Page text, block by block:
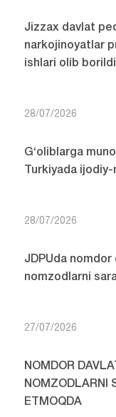
Jizzax davlat
narkojinoyatlar
ishlari olib borildi
28/07/2026
G‘oliblarga
Turkiyada
28/07/2026
JDPUda
nomzodlarni
27/07/2026
NOMDOR
NOMZODLARNI
ETMOQDA